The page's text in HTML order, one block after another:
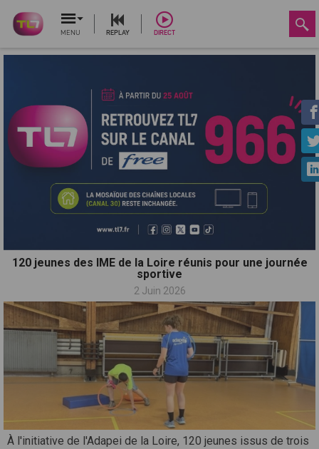
MENU REPLAY DIRECT
120 jeunes des IME de la Loire réunis pour une journée
sportive
2 Juin 2026
À l'initiative de l'Adapei de la Loire, 120 jeunes issus de trois